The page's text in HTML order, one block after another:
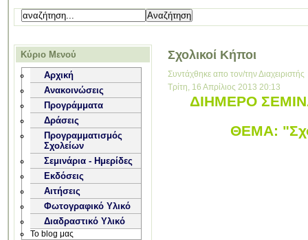
Κύριο Μενού
Αρχική
Ανακοινώσεις
Προγράμματα
Δράσεις
Προγραμματισμός
Σχολείων
Σεμινάρια - Ημερίδες
Εκδόσεις
Αιτήσεις
Φωτογραφικό Υλικό
Διαδραστικό Υλικό
Το blog μας
Σχολικοί Κήποι
Συντάχθηκε απο τον/την Διαχειριστής
Τρίτη, 16 Απρίλιος 2013 20:13
ΔΙΗΜΕΡΟ
ΘΕΜΑ: